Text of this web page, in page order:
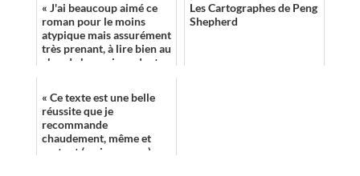
« J'ai beaucoup aimé ce
roman pour le moins
atypique mais assurément
très prenant, à lire bien au
chaud chez soi pendant
Les Cartographes de Peng
Shepherd
« Ce texte est une belle
réussite que je
recommande
chaudement, même et
surtout (mais pas que)